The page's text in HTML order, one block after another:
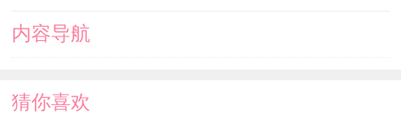
内容导航
猜你喜欢